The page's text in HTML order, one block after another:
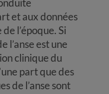
et aux données
l’époque. Si
l’anse est une
clinique du
part que des
de l’anse sont